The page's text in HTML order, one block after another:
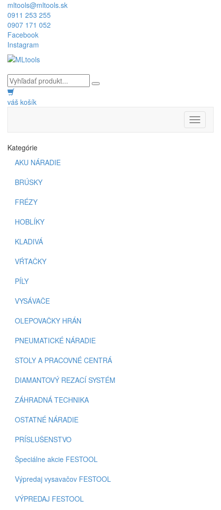
mltools@mltools.sk
0911 253 255
0907 171 052
Facebook
Instagram
váš košík
Toggle
Kategórie
AKU NÁRADIE
BRÚSKY
FRÉZY
HOBLÍKY
KLADIVÁ
VŔTAČKY
PÍLY
VYSÁVAČE
OLEPOVAČKY HRÁN
PNEUMATICKÉ NÁRADIE
STOLY A PRACOVNÉ CENTRÁ
DIAMANTOVÝ REZACÍ SYSTÉM
ZÁHRADNÁ TECHNIKA
OSTATNÉ NÁRADIE
PRÍSLUŠENSTVO
Špeciálne akcie FESTOOL
Výpredaj vysavačov FESTOOL
VÝPREDAJ FESTOOL